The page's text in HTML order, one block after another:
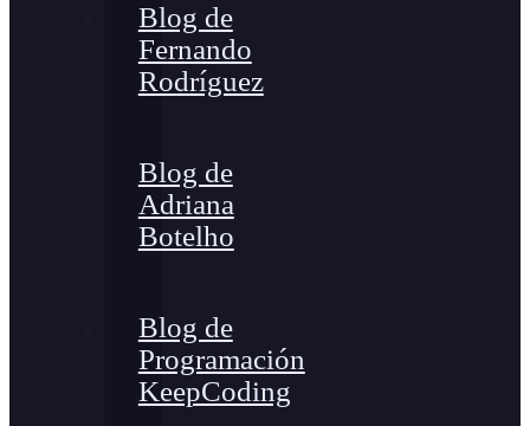
Blog de
Fernando
Rodríguez
Blog de
Adriana
Botelho
Blog de
Programación
KeepCoding